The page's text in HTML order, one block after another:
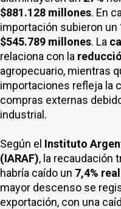
$881.128 millones. En
importación subieron un
$545.789 millones. La
relaciona con la
agropecuario, mientras
importaciones refleja la
compras externas
industrial.
Según el Instituto
(IARAF), la recaudación
habría caído un 7,4%
mayor descenso se
exportación, con una